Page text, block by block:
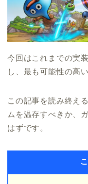
今回はこれまでの実
し、最も可能性の高
この記事を読み終え
ムを温存すべきか、
はずです。